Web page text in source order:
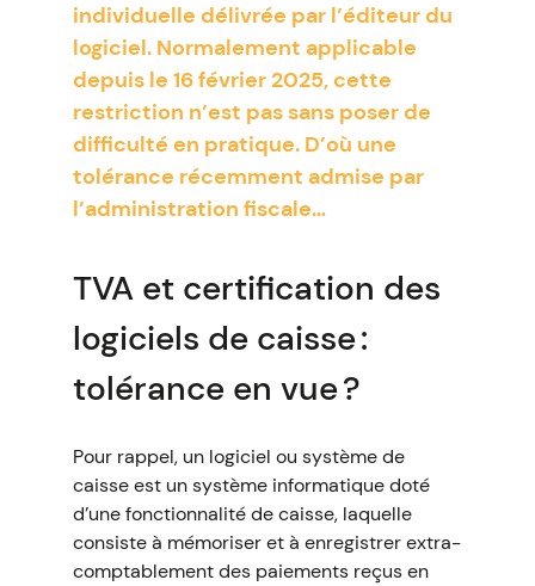
individuelle délivrée par l’éditeur du
logiciel. Normalement applicable
depuis le 16 février 2025, cette
restriction n’est pas sans poser de
difficulté en pratique. D’où une
tolérance récemment admise par
l’administration fiscale…
TVA et certification des
logiciels de caisse :
tolérance en vue ?
Pour rappel, un logiciel ou système de
caisse est un système informatique doté
d’une fonctionnalité de caisse, laquelle
consiste à mémoriser et à enregistrer extra-
comptablement des paiements reçus en